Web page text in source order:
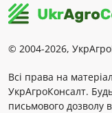
© 2004-2026,
Всі права на
УкрАгроКонсалт.
письмового дозволу